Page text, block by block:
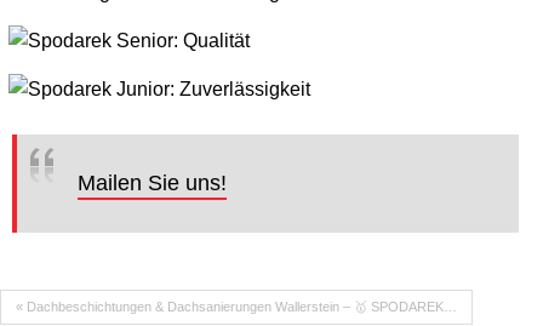
Mailen Sie uns!
« Dachbeschichtungen & Dachsanierungen Wallerstein – 🥇 SPODAREK…